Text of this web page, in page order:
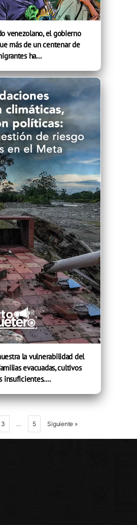
venezolano, el gobierno
más de un centenar de
ha...
la vulnerabilidad del
evacuadas, cultivos
insuficientes....
3 … 5 Siguiente »